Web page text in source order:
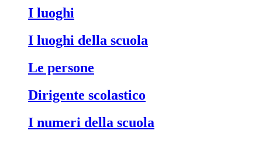
I luoghi
I luoghi della scuola
Le persone
Dirigente scolastico
I numeri della scuola